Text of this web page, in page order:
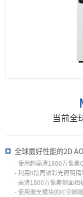
当前全
全球最好性能的2D
- 使用超高清1800万像素
- 利用8段同轴彩光照明
- 高清1800万像素侧面相
- 使用激光模块的IC引脚